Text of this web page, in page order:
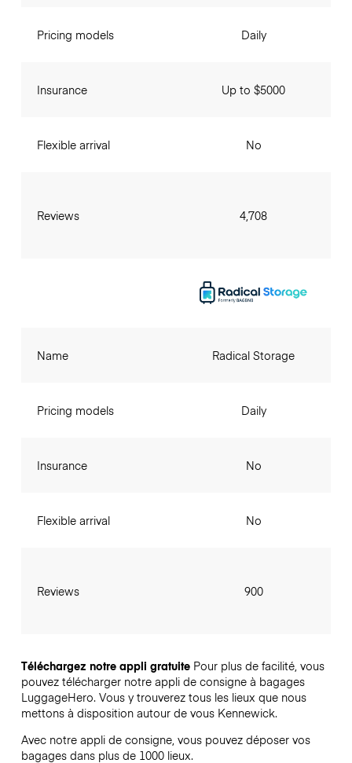
Pricing models
Insurance
Flexible arrival
Reviews
Daily
Up to $5000
No
4,708
Name
Pricing models
Insurance
Flexible arrival
Reviews
Radical Storage
Daily
No
No
900
Téléchargez notre appli gratuite Pour plus de facilité, vous
pouvez télécharger notre appli de consigne à bagages
LuggageHero. Vous y trouverez tous les lieux que nous
mettons à disposition autour de vous Kennewick.
Avec notre appli de consigne, vous pouvez déposer vos
bagages dans plus de 1000 lieux.